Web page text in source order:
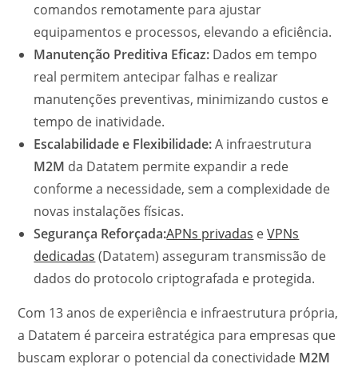
comandos remotamente para ajustar
equipamentos e processos, elevando a eficiência.
Manutenção Preditiva Eficaz: Dados em tempo
real permitem antecipar falhas e realizar
manutenções preventivas, minimizando custos e
tempo de inatividade.
Escalabilidade e Flexibilidade:A infraestrutura
M2M da Datatem permite expandir a rede
conforme a necessidade, sem a complexidade de
novas instalações físicas.
Segurança Reforçada:APNs privadas eVPNs
dedicadas (Datatem) asseguram transmissão de
dados do protocolo criptografada e protegida.
Com 13 anos de experiência e infraestrutura própria,
a Datatem é parceira estratégica para empresas que
buscam explorar o potencial da conectividade M2M